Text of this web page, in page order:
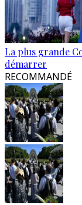
La plus grande
démarrer
RECOMMANDÉ